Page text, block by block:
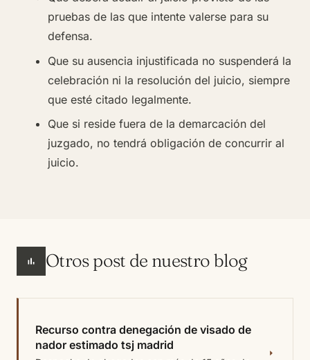
pruebas de las que intente valerse para su
defensa.
Que su ausencia injustificada no suspenderá la
celebración ni la resolución del juicio, siempre
que esté citado legalmente.
Que si reside fuera de la demarcación del
juzgado, no tendrá obligación de concurrir al
juicio.
Otros post de nuestro blog
Recurso contra denegación de visado de
nador estimado tsj madrid